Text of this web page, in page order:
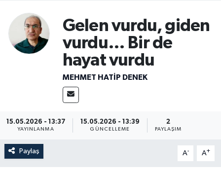
Gelen vurdu, giden
vurdu… Bir de
hayat vurdu
MEHMET HATİP DENEK
15.05.2026 - 13:37
YAYINLANMA
15.05.2026 - 13:39
GÜNCELLEME
2
PAYLAŞIM
Paylaş A- A+
Son Dakika Haberleri
Haber Arşivi